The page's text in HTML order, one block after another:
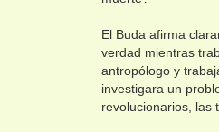
El Buda afirma
verdad mientras
antropólogo y
investigara un
revolucionarios, las